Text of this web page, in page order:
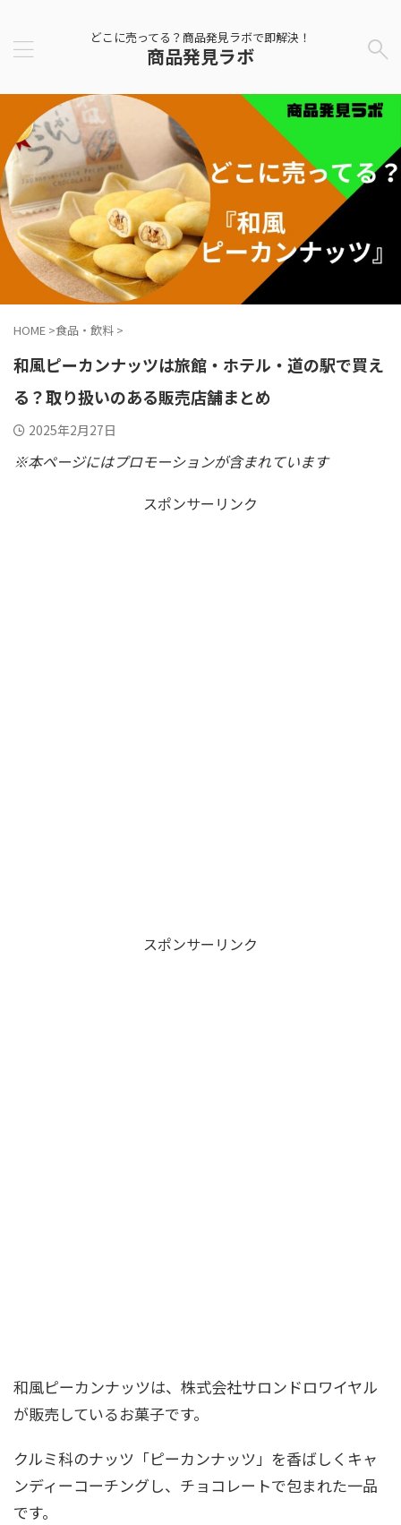
どこに売ってる？商品発見ラボで即解決！
商品発見ラボ
HOME >食品・飲料 >
和風ピーカンナッツは旅館・ホテル・道の駅で買え
る？取り扱いのある販売店舗まとめ
2025年2月27日
※本ページにはプロモーションが含まれています
スポンサーリンク
スポンサーリンク
和風ピーカンナッツは、株式会社サロンドロワイヤル
が販売しているお菓子です。
クルミ科のナッツ「ピーカンナッツ」を香ばしくキャ
ンディーコーチングし、チョコレートで包まれた一品
です。